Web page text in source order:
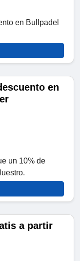
en Bullpadel
en
un 10% de
a partir